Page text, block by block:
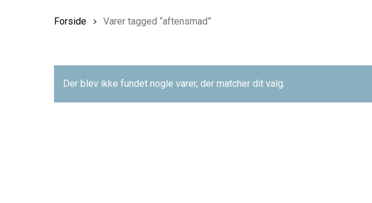
Forside Varer tagged “aftensmad”
Der blev ikke fundet nogle varer, der matcher dit valg.